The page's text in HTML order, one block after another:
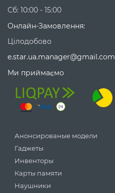
Сб: 10:00 - 15:00
Онлайн-Замовлення:
Цілодобово
e.star.ua.manager@gmail.com
Ми приймаємо
Анонсированые модели
Гаджеты
Инвенторы
Карты памяти
Наушники